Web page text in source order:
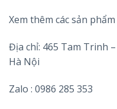
Xem thêm các sản
Địa chỉ: 465 Tam Trinh
Hà Nội
Zalo : 0986 285 353